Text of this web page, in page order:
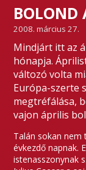
BOLOND
2008. március 27.
Mindjárt itt az
hónapja.
változó volta
Európa-szerte
megtréfálása,
vajon április
Talán sokan
évkezdő napnak.
istenasszonynak